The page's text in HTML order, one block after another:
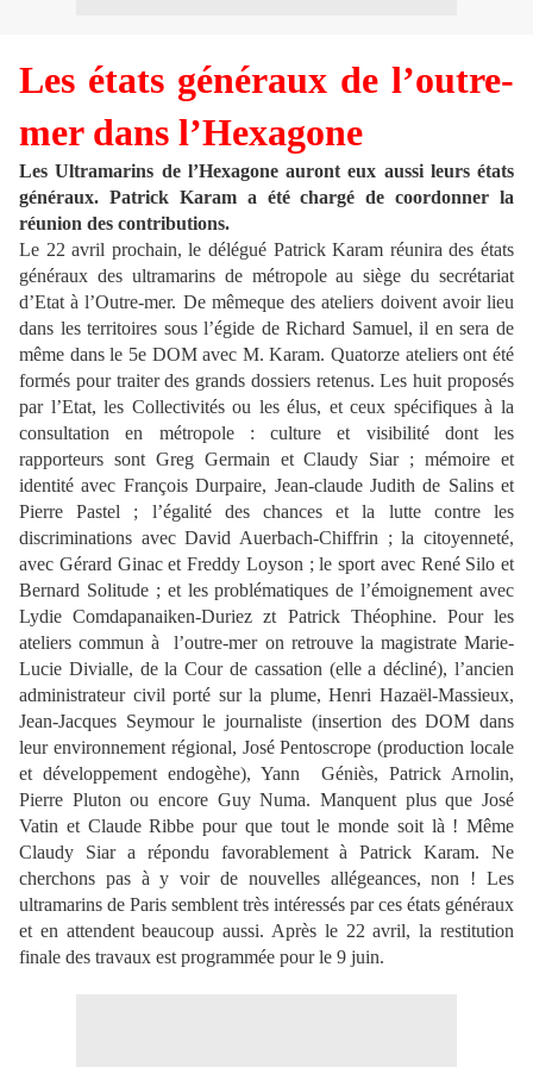
Les états généraux de l’outre-
mer dans l’Hexagone
Les Ultramarins de l’Hexagone auront eux aussi leurs états
généraux. Patrick Karam a été chargé de coordonner la
réunion des contributions.
Le 22 avril prochain, le délégué Patrick Karam réunira des états
généraux des ultramarins de métropole au siège du secrétariat
d’Etat à l’Outre-mer. De mêmeque des ateliers doivent avoir lieu
dans les territoires sous l’égide de Richard Samuel, il en sera de
même dans le 5e DOM avec M. Karam. Quatorze ateliers ont été
formés pour traiter des grands dossiers retenus. Les huit proposés
par l’Etat, les Collectivités ou les élus, et ceux spécifiques à la
consultation en métropole : culture et visibilité dont les
rapporteurs sont Greg Germain et Claudy Siar ; mémoire et
identité avec François Durpaire, Jean-claude Judith de Salins et
Pierre Pastel ; l’égalité des chances et la lutte contre les
discriminations avec David Auerbach-Chiffrin ; la citoyenneté,
avec Gérard Ginac et Freddy Loyson ; le sport avec René Silo et
Bernard Solitude ; et les problématiques de l’émoignement avec
Lydie Comdapanaiken-Duriez zt Patrick Théophine. Pour les
ateliers commun à l’outre-mer on retrouve la magistrate Marie-
Lucie Divialle, de la Cour de cassation (elle a décliné), l’ancien
administrateur civil porté sur la plume, Henri Hazaël-Massieux,
Jean-Jacques Seymour le journaliste (insertion des DOM dans
leur environnement régional, José Pentoscrope (production locale
et développement endogèhe), Yann Géniès, Patrick Arnolin,
Pierre Pluton ou encore Guy Numa. Manquent plus que José
Vatin et Claude Ribbe pour que tout le monde soit là ! Même
Claudy Siar a répondu favorablement à Patrick Karam. Ne
cherchons pas à y voir de nouvelles allégeances, non ! Les
ultramarins de Paris semblent très intéressés par ces états généraux
et en attendent beaucoup aussi. Après le 22 avril, la restitution
finale des travaux est programmée pour le 9 juin.